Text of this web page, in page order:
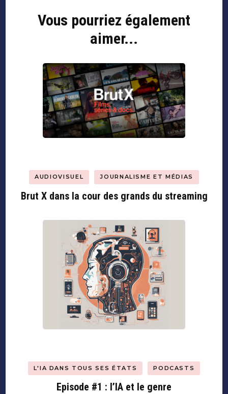
Vous pourriez également
aimer...
AUDIOVISUEL JOURNALISME ET MÉDIAS
Brut X dans la cour des grands du streaming
L'IA DANS TOUS SES ÉTATS PODCASTS
Episode #1 : l’IA et le genre